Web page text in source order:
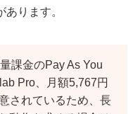
ります。
課金のPay As You
Pro、月額5,767円
されているため、長